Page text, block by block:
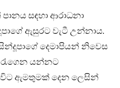
සඳහා ආරාධනා
ඇසුරට වැටී උන්නාය.
දෙමාපියන් නිවෙස
රැගෙන යන්නට
ඇමතුමක් දෙන ලෙසින්